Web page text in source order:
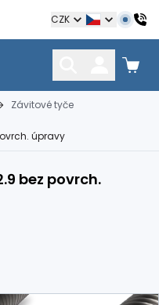
CZK
KOTEVNÍ TECHNIKA
Závitové tyče
úpravy
bez povrch.